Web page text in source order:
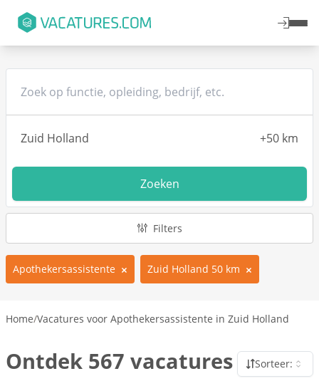
Zoeken
Filters
Apothekersassistente Zuid Holland 50 km
Home/Vacatures voor Apothekersassistente in Zuid Holland
Ontdek 567 vacatures Sorteer: